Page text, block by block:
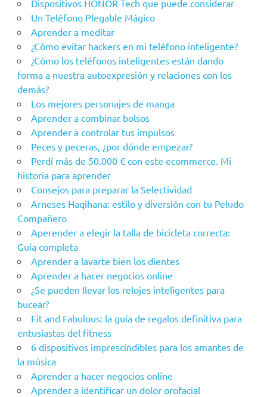
Dispositivos HONOR Tech que puede considerar
Un Teléfono Plegable Mágico
Aprender a meditar
¿Cómo evitar hackers en mi teléfono inteligente?
¿Cómo los teléfonos inteligentes están dando
forma a nuestra autoexpresión y relaciones con los
demás?
Los mejores personajes de manga
Aprender a combinar bolsos
Aprender a controlar tus impulsos
Peces y peceras, ¿por dónde empezar?
Perdí más de 50.000 € con este ecommerce. Mi
historia para aprender
Consejos para preparar la Selectividad
Arneses Haqihana: estilo y diversión con tu Peludo
Compañero
Aperender a elegir la talla de bicicleta correcta:
Guía completa
Aprender a lavarte bien los dientes
Aprender a hacer negocios online
¿Se pueden llevar los relojes inteligentes para
bucear?
Fit and Fabulous: la guía de regalos definitiva para
entusiastas del fitness
6 dispositivos imprescindibles para los amantes de
la música
Aprender a hacer negocios online
Aprender a identificar un dolor orofacial